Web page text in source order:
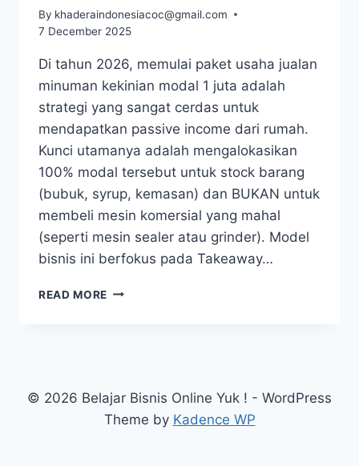
By khaderaindonesiacoc@gmail.com
7 December 2025
Di tahun 2026, memulai paket usaha jualan
minuman kekinian modal 1 juta adalah
strategi yang sangat cerdas untuk
mendapatkan passive income dari rumah.
Kunci utamanya adalah mengalokasikan
100% modal tersebut untuk stock barang
(bubuk, syrup, kemasan) dan BUKAN untuk
membeli mesin komersial yang mahal
(seperti mesin sealer atau grinder). Model
bisnis ini berfokus pada Takeaway…
READ MORE 7
KEKINIAN
MODAL
1
© 2026 Belajar Bisnis Online Yuk ! - WordPress
Theme by Kadence WP